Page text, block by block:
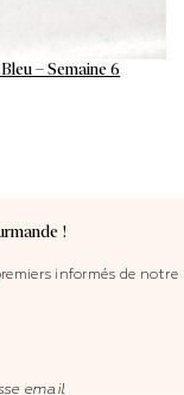
– Semaine 6
!
informés de notre